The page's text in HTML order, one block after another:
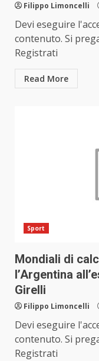
Filippo Limoncelli
Devi eseguire
contenuto. Si
Registrati
Read More
Sport
Mondiali di
l’Argentina
Girelli
Filippo Limoncelli
Devi eseguire
contenuto. Si
Registrati